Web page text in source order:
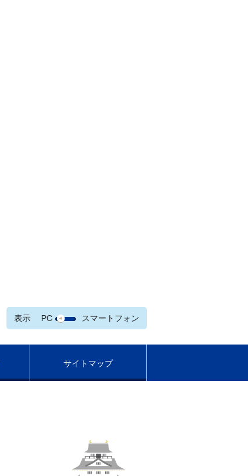
表示 PC スマートフォン
サイトマップ